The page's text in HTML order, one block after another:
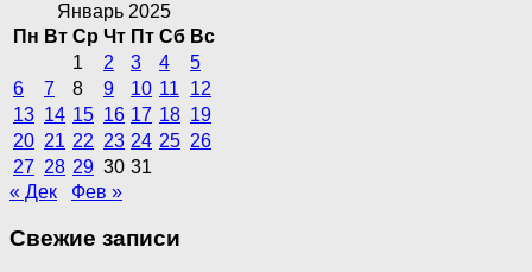
Январь 2025
Пн Вт Ср Чт Пт Сб Вс
1
2 3 4
5
6
7 8 9 10 11
12
13 14 15 16 17 18 19
20 21 22 23 24 25 26
27 28 29 30 31
« Дек
Фев »
Свежие записи